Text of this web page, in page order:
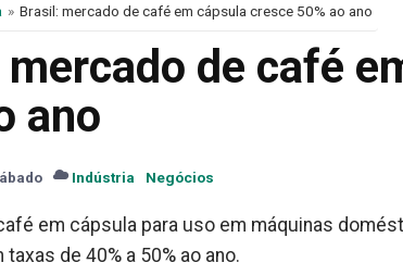
Brasil: mercado de café em cápsula cresce 50% ao ano
de café
ano
Indústria Negócios
em cápsula para uso em máquinas
de 40% a 50% ao ano.